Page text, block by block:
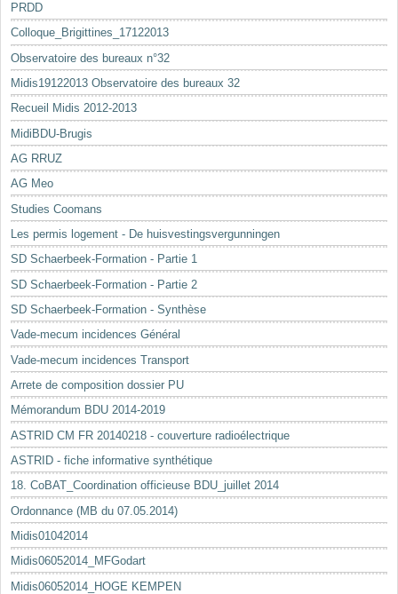
PRDD
Colloque_Brigittines_17122013
Observatoire des bureaux n°32
Midis19122013 Observatoire des bureaux 32
Recueil Midis 2012-2013
MidiBDU-Brugis
AG RRUZ
AG Meo
Studies Coomans
Les permis logement - De huisvestingsvergunningen
SD Schaerbeek-Formation - Partie 1
SD Schaerbeek-Formation - Partie 2
SD Schaerbeek-Formation - Synthèse
Vade-mecum incidences Général
Vade-mecum incidences Transport
Arrete de composition dossier PU
Mémorandum BDU 2014-2019
ASTRID CM FR 20140218 - couverture radioélectrique
ASTRID - fiche informative synthétique
18. CoBAT_Coordination officieuse BDU_juillet 2014
Ordonnance (MB du 07.05.2014)
Midis01042014
Midis06052014_MFGodart
Midis06052014_HOGE KEMPEN